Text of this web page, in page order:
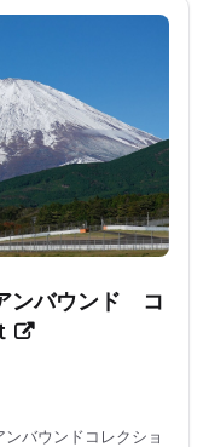
ンバウンド コ
バウンドコレクショ